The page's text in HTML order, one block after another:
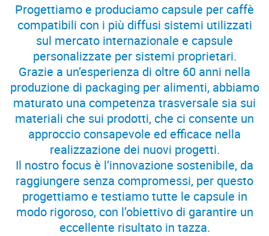
Progettiamo e produciamo capsule per caffè
compatibili con i più diffusi sistemi utilizzati
sul mercato internazionale e capsule
personalizzate per sistemi proprietari.
Grazie a un’esperienza di oltre 60 anni nella
produzione di packaging per alimenti, abbiamo
maturato una competenza trasversale sia sui
materiali che sui prodotti, che ci consente un
approccio consapevole ed efficace nella
realizzazione dei nuovi progetti.
Il nostro focus è l’innovazione sostenibile, da
raggiungere senza compromessi, per questo
progettiamo e testiamo tutte le capsule in
modo rigoroso, con l’obiettivo di garantire un
eccellente risultato in tazza.